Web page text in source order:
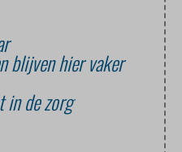
blijven hier vaker
in de zorg